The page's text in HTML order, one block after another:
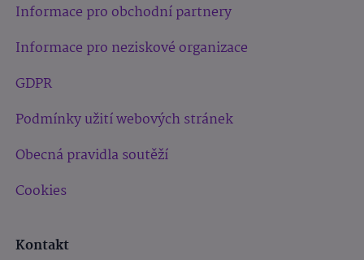
Informace pro obchodní partnery
Informace pro neziskové organizace
GDPR
Podmínky užití webových stránek
Obecná pravidla soutěží
Cookies
Kontakt